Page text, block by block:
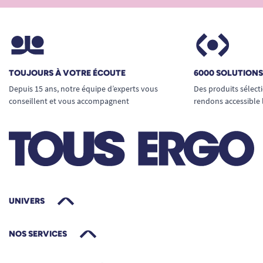
TOUJOURS À VOTRE ÉCOUTE
Depuis 15 ans, notre équipe d’experts vous
conseillent et vous accompagnent
6000
Des produits
rendons
UNIVERS
NOS SERVICES